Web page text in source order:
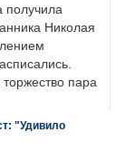
получила
Николая
пара
"Удивило